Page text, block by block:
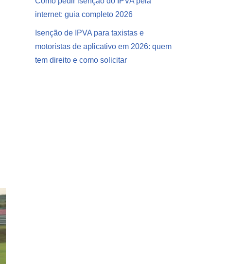
internet: guia completo 2026
Isenção de IPVA para taxistas e
motoristas de aplicativo em 2026: quem
tem direito e como solicitar